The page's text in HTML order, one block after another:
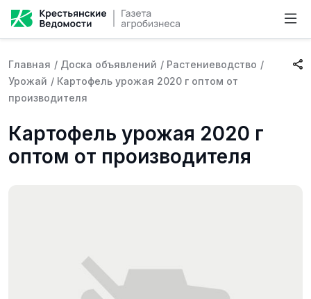
Главная / Доска объявлений / Растениеводство /
Урожай / Картофель урожая 2020 г оптом от
производителя
Картофель урожая 2020 г
оптом от производителя